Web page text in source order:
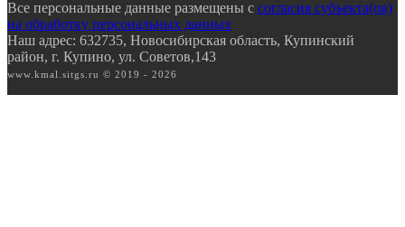
Все персональные данные размещены с согласия субъекта(ов)
на обработку персональных данных
Наш адрес: 632735, Новосибирская область, Купинский
район, г. Купино, ул. Советов,143
www.kmal.sitgs.ru © 2019 - 2026